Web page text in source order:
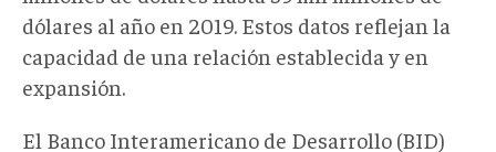
dólares al año en 2019. Estos datos reflejan la
capacidad de una relación establecida y en
expansión.
El Banco Interamericano de Desarrollo (BID)